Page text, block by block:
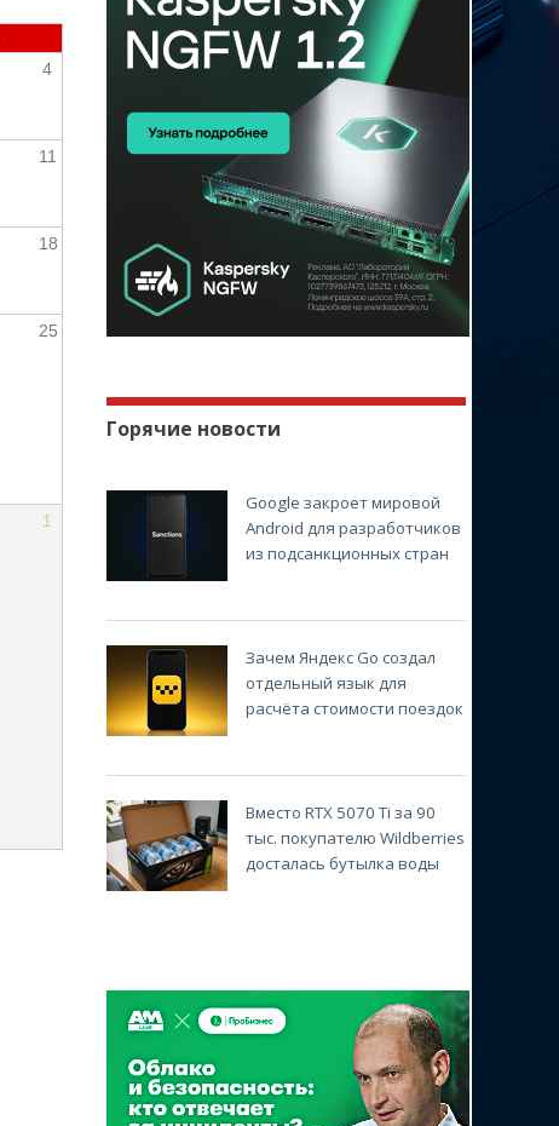
4
11
18
25
1
Горячие новости
Google закроет мировой
Android для разработчиков
из подсанкционных стран
Зачем Яндекс Go создал
отдельный язык для
расчёта стоимости поездок
Вместо RTX 5070 Ti за 90
тыс. покупателю Wildberries
досталась бутылка воды